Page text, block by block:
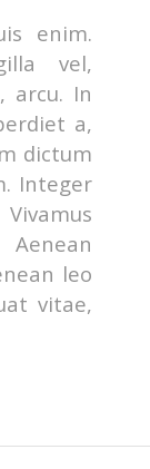
enim.
vel,
arcu. In
a,
dictum
Integer
leo
vitae,